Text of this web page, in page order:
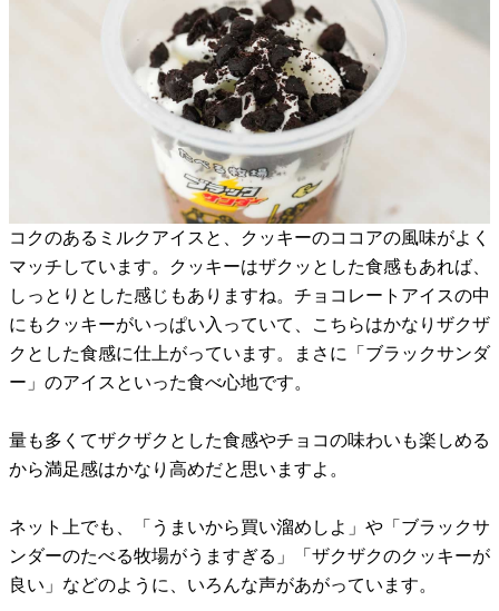
コクのあるミルクアイスと、クッキーのココアの風味がよく
マッチしています。クッキーはザクッとした食感もあれば、
しっとりとした感じもありますね。チョコレートアイスの中
にもクッキーがいっぱい入っていて、こちらはかなりザクザ
クとした食感に仕上がっています。まさに「ブラックサンダ
ー」のアイスといった食べ心地です。
量も多くてザクザクとした食感やチョコの味わいも楽しめる
から満足感はかなり高めだと思いますよ。
ネット上でも、「うまいから買い溜めしよ」や「ブラックサ
ンダーのたべる牧場がうますぎる」「ザクザクのクッキーが
良い」などのように、いろんな声があがっています。